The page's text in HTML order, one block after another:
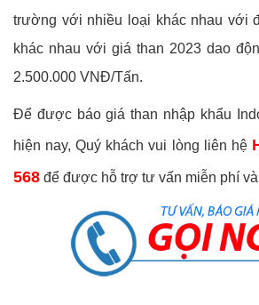
trường với nhiều loại khác nhau với
khác nhau với giá than 2023 dao
2.500.000 VNĐ/Tấn.
Để được báo giá than nhập khẩu
hiện nay, Quý khách vui lòng liên hệ
568 để được hỗ trợ tư vấn miễn phí